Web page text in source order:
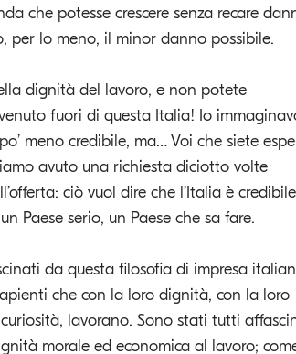
che potesse crescere senza recare
per lo meno, il minor danno possibile.
dignità del lavoro, e non potete
fuori di questa Italia! Io
meno credibile, ma… Voi che siete
avuto una richiesta diciotto volte
ciò vuol dire che l’Italia è
Paese serio, un Paese che sa fare.
da questa filosofia di impresa
che con la loro dignità, con la loro
lavorano. Sono stati tutti
morale ed economica al lavoro;